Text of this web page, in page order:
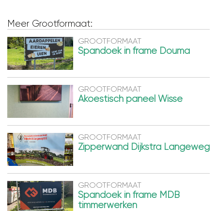
Meer Grootformaat:
GROOTFORMAAT
Spandoek in frame Douma
GROOTFORMAAT
Akoestisch paneel Wisse
GROOTFORMAAT
Zipperwand Dijkstra Langeweg
GROOTFORMAAT
Spandoek in frame MDB
timmerwerken